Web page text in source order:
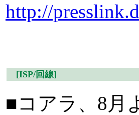
http://
[ISP/回線]
■コアラ、8月